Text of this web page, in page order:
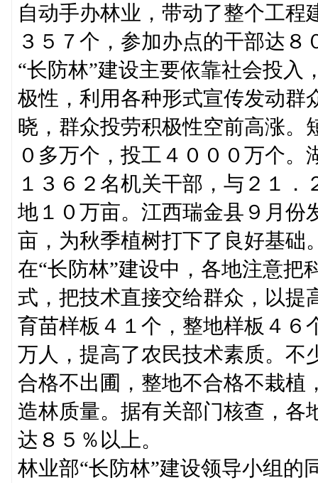
自动手办林业，带动了整个工
３５７个，参加办点的干部达８
“长防林”建设主要依靠社会投入
极性，利用各种形式宣传发动群
晓，群众投劳积极性空前高涨。
０多万个，投工４０００万个
１３６２名机关干部，与２１
地１０万亩。江西瑞金县９月份
亩，为秋季植树打下了良好基础
在“长防林”建设中，各地注意把
式，把技术直接交给群众，以提
育苗样板４１个，整地样板４６
万人，提高了农民技术素质。不
合格不出圃，整地不合格不栽植
造林质量。据有关部门核查，各
达８５％以上。
林业部“长防林”建设领导小组的